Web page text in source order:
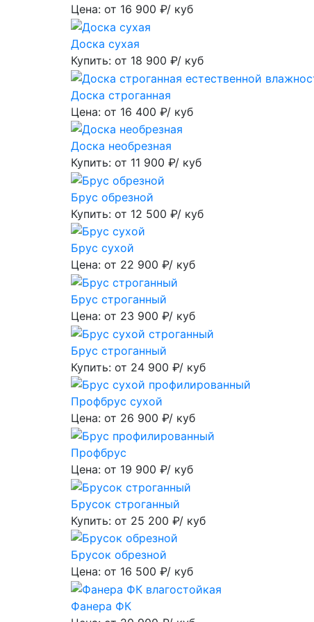
Цена: от 16 900 ₽/ куб
Доска сухая
Купить: от 18 900 ₽/ куб
Доска строганная
Цена: от 16 400 ₽/ куб
Доска необрезная
Купить: от 11 900 ₽/ куб
Брус обрезной
Купить: от 12 500 ₽/ куб
Брус сухой
Цена: от 22 900 ₽/ куб
Брус строганный
Цена: от 23 900 ₽/ куб
Брус строганный
Купить: от 24 900 ₽/ куб
Профбрус сухой
Цена: от 26 900 ₽/ куб
Профбрус
Цена: от 19 900 ₽/ куб
Брусок строганный
Купить: от 25 200 ₽/ куб
Брусок обрезной
Цена: от 16 500 ₽/ куб
Фанера ФК